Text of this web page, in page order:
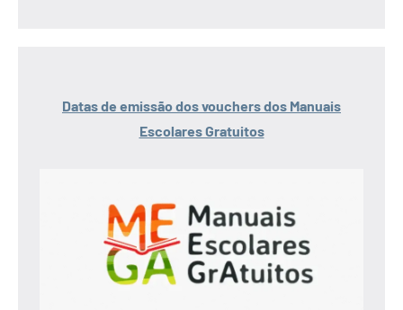
Datas de emissão dos vouchers dos Manuais
Escolares Gratuitos